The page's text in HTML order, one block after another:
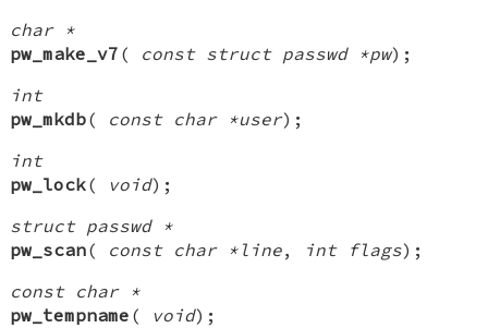
char *
pw_make_v7 ( const struct passwd *pw);
int
pw_mkdb( const char *user);
int
pw_lock( void);
struct passwd *
pw_scan( const char *line, int flags);
const char *
pw_tempname ( void);